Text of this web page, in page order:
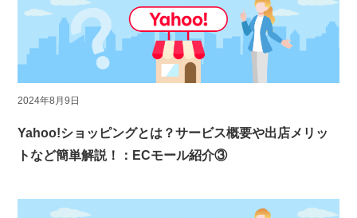
2024年8月9日
Yahoo!ショッピングとは？サービス概要や出店メリッ
トなど簡単解説！：ECモール紹介③